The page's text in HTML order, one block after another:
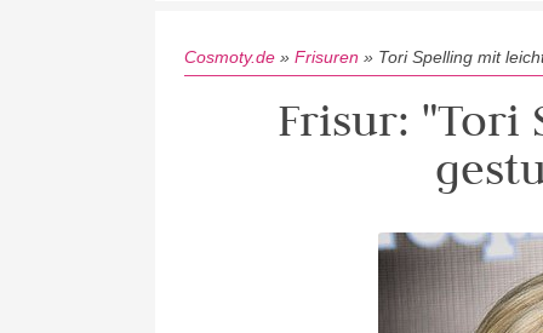
Cosmoty.de » Frisuren » Tori Spelling mit
Frisur: "Tori